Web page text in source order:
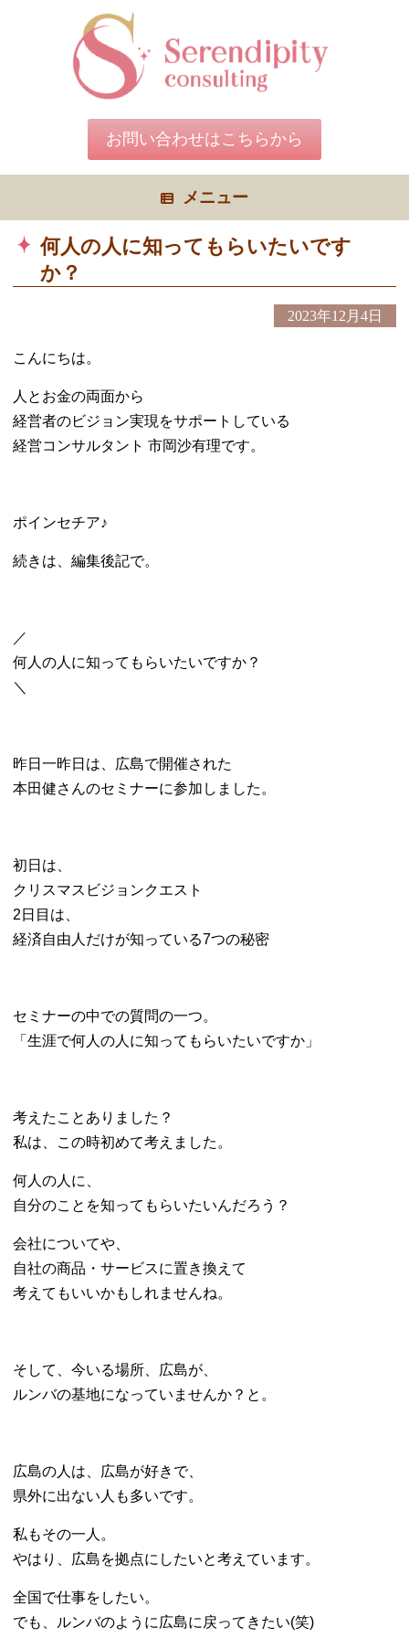
お問い合わせはこちらから
メニュー
何人の人に知ってもらいたいです
か？
2023年12月4日
こんにちは。
人とお金の両面から
経営者のビジョン実現をサポートしている
経営コンサルタント 市岡沙有理です。
ポインセチア♪
続きは、編集後記で。
／
何人の人に知ってもらいたいですか？
＼
昨日一昨日は、広島で開催された
本田健さんのセミナーに参加しました。
初日は、
クリスマスビジョンクエスト
2日目は、
経済自由人だけが知っている7つの秘密
セミナーの中での質問の一つ。
「生涯で何人の人に知ってもらいたいですか」
考えたことありました？
私は、この時初めて考えました。
何人の人に、
自分のことを知ってもらいたいんだろう？
会社についてや、
自社の商品・サービスに置き換えて
考えてもいいかもしれませんね。
そして、今いる場所、広島が、
ルンバの基地になっていませんか？と。
広島の人は、広島が好きで、
県外に出ない人も多いです。
私もその一人。
やはり、広島を拠点にしたいと考えています。
全国で仕事をしたい。
でも、ルンバのように広島に戻ってきたい(笑)